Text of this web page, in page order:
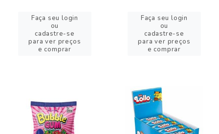
Faça seu login
ou
cadastre-se
para ver preços
e comprar
Faça seu login
ou
cadastre-se
para ver preços
e comprar